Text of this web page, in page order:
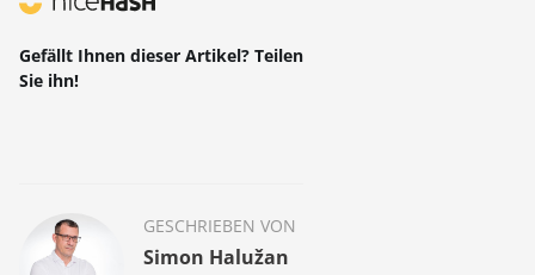
Gefällt Ihnen dieser Artikel? Teilen
Sie ihn!
GESCHRIEBEN VON
Simon Halužan